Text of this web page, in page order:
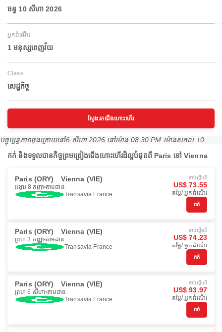
ចន្ទ 10 សីហា 2026
អ្នកដំណើរ
1 មនុស្សពេញវ័យ
Class
សេដ្ឋកិច្ច
ស្វែងរកជើងហោះហើរ
បច្ចុប្បន្នភាពចុងក្រោយនៅ6 សីហា 2026 នៅ​ម៉ោង 08:30 PM ម៉ោង​សកល +0
កក់ និងទទួលបានកិច្ចព្រមព្រៀងជើងហោះហើរដ៏ល្អបំផុតពី Paris ទៅ Vienna
Paris (ORY) Vienna (VIE)
អង្គារ 8 កញ្ញា តាមដាន
Transavia France
ចាប់ផ្ដើមពី
US$ 73.55
តម្លៃ/ អ្នកដំណើរ
កក់
Paris (ORY) Vienna (VIE)
ព្រហ 3 កញ្ញា តាមដាន
Transavia France
ចាប់ផ្ដើមពី
US$ 74.23
តម្លៃ/ អ្នកដំណើរ
កក់
Paris (ORY) Vienna (VIE)
ព្រហ 6 សីហា តាមដាន
Transavia France
ចាប់ផ្ដើមពី
US$ 93.97
តម្លៃ/ អ្នកដំណើរ
កក់